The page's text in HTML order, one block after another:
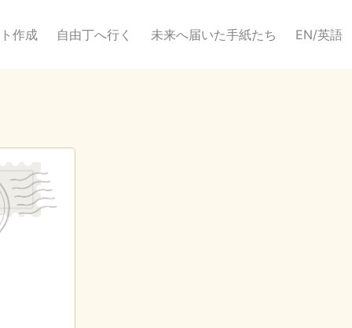
作成 自由丁へ行く 未来へ届いた手紙たち EN/英語